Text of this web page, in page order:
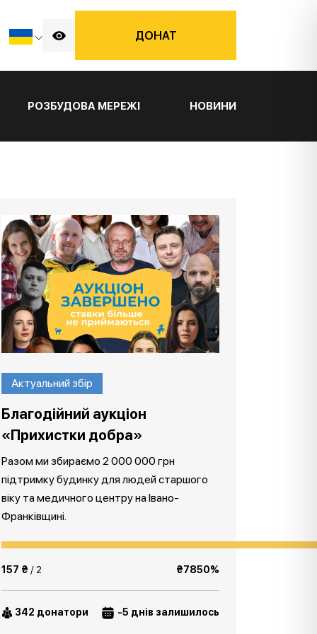
ДОНАТ
РОЗБУДОВА МЕРЕЖІ НОВИНИ
Актуальний збір
Благодійний аукціон
«Прихистки добра»
Разом ми збираємо 2 000 000 грн
підтримку будинку для людей старшого
віку та медичного центру на Івано-
Франківщині.
157 ₴ / 2 ₴7850%
342 донатори -5 днів залишилось